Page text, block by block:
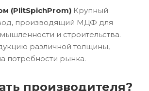
(PlitSpichProm) Крупный
производящий МДФ для
и строительства.
различной толщины,
потребности рынка.
производителя?